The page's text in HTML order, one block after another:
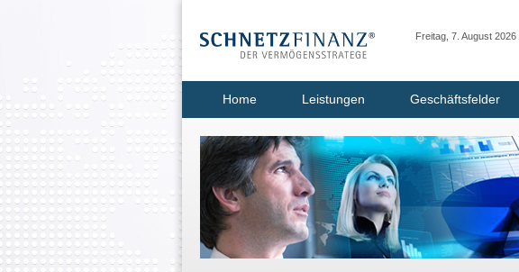
Freitag, 7. August 2026
Home Leistungen Geschäftsfelder